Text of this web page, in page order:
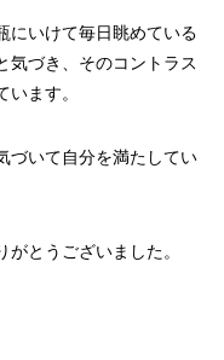
いけて毎日眺めている
気づき、そのコントラス
ます。
づいて自分を満たしてい
とうございました。